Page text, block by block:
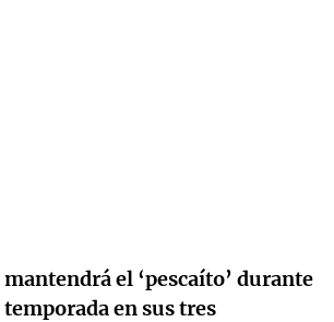
el ‘pescaíto’ durante
en sus tres